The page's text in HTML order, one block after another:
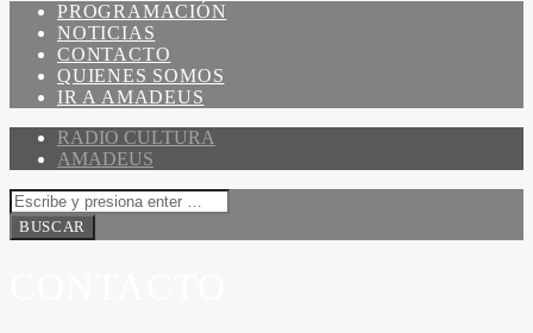
PROGRAMACIÓN
NOTICIAS
CONTACTO
QUIENES SOMOS
IR A AMADEUS
RADIO CULTURA
AMADEUS